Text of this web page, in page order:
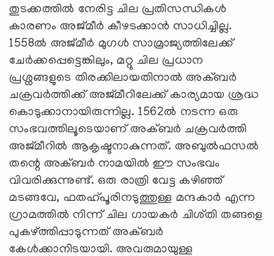
തുടക്കത്തിൽ നേരിട്ട ചില പ്രതിസന്ധികൾ
കാരണം അജ്മീർ കീഴടക്കാൻ സാധിച്ചില്ല.
1558ൽ അജ്മീർ മുഗൾ സാമ്രാജ്യത്തിലേക്ക്
ചേർക്കപ്പെട്ടെങ്കിലും, മറ്റു ചില പ്രധാന
പ്രശ്നങ്ങളുടെ തിരക്കിലായതിനാൽ അക്ബർ
ചക്രവർത്തിക്ക് അജ്മീറിലേക്ക് കാര്യമായ ശ്രദ്ധ
കൊടുക്കാനായിരുന്നില്ല. 1562ൽ നടന്ന ഒരു
സംഭവത്തിലൂടെയാണ് അക്ബർ ചക്രവർത്തി
അജ്മീറിൽ ആകൃഷ്ടനാകുന്നത്. അബുൽഫസൽ
തന്റെ അക്ബർ നാമയിൽ ഈ സംഭവം
വിവരിക്കുന്നുണ്ട്. ഒരു രാത്രി വേട്ട കഴിഞ്ഞ്
മടങ്ങവേ, ഫതഹ്പൂരിനടുത്തുള്ള മന്ദകാർ എന്ന
ഗ്രാമത്തിൽ നിന്ന് ചില ഗായകർ ചിശ്തി തങ്ങളെ
പുകഴ്ത്തിപ്പാടുന്നത് അക്ബർ
കേൾക്കാനിടയായി. അവരുമായുള്ള